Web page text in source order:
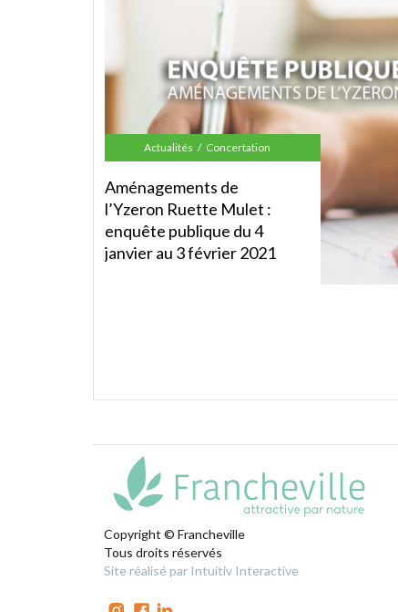
Actualités Concertation
Aménagements de
l’Yzeron Ruette Mulet :
enquête publique du 4
janvier au 3 février 2021
Copyright © Francheville
Tous droits réservés
Site réalisé par Intuitiv Interactive